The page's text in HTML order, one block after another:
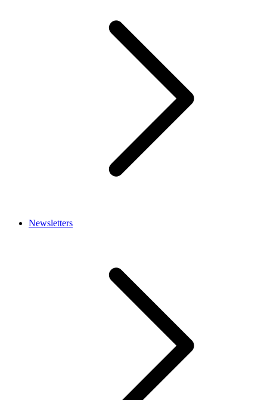
Newsletters